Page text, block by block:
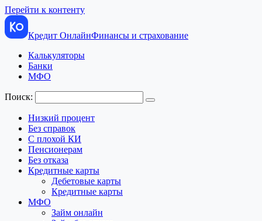
Перейти к контенту
Кредит ОнлайнФинансы и страхование
Калькуляторы
Банки
МФО
Поиск:
Низкий процент
Без справок
С плохой КИ
Пенсионерам
Без отказа
Кредитные карты
Дебетовые карты
Кредитные карты
МФО
Займ онлайн